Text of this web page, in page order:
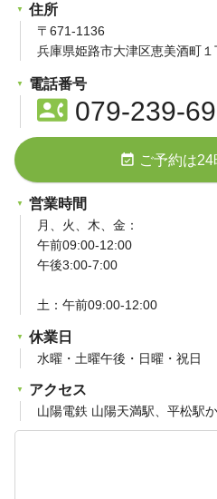
住所
〒671-1136
兵庫県姫路市大津区恵美酒町１
電話番号
contact_phone079-239-
event_available ご予約は
営業時間
月、火、木、金：
午前09:00-12:00
午後3:00-7:00
土：午前09:00-12:00
休業日
水曜・土曜午後・日曜・祝日
アクセス
山陽電鉄 山陽天満駅、平松駅